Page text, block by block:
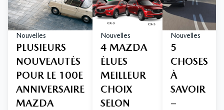
Nouvelles
PLUSIEURS
NOUVEAUTÉS
POUR LE 100E
ANNIVERSAIRE
MAZDA
Nouvelles
4 MAZDA
ÉLUES
MEILLEUR
CHOIX
SELON
Nouvelles
5
CHOSES
À
SAVOIR
–